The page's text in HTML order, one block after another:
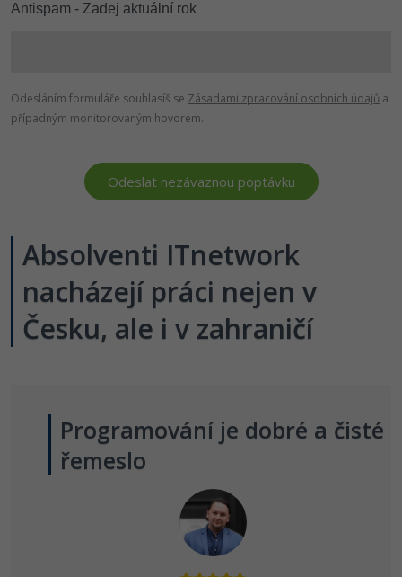
Antispam - Zadej aktuální rok
Odesláním formuláře souhlasíš se Zásadami zpracování osobních údajů a
případným monitorovaným hovorem.
Absolventi ITnetwork
nacházejí práci nejen v
Česku, ale i v zahraničí
Programování je dobré a čisté
řemeslo